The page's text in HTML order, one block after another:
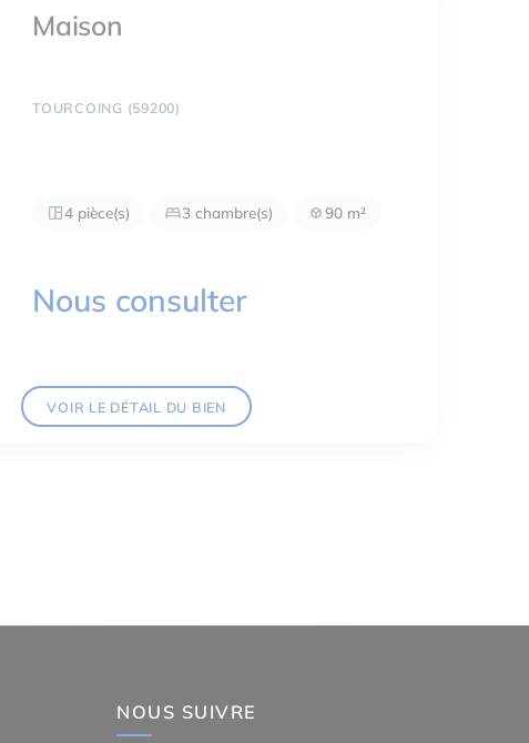
Maison
TOURCOING (59200)
4 pièce(s) 3 chambre(s) 90 m²
Nous consulter
VOIR LE DÉTAIL DU BIEN
NOUS SUIVRE